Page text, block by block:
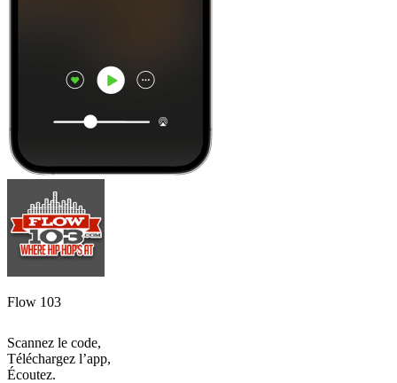
Flow 103
Scannez le code,
Téléchargez l’app,
Écoutez.